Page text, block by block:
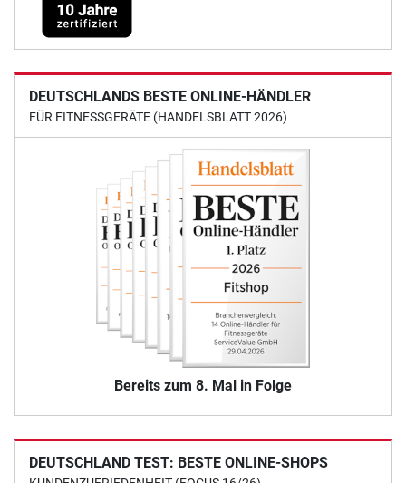
DEUTSCHLANDS BESTE ONLINE-HÄNDLER
FÜR FITNESSGERÄTE (HANDELSBLATT 2026)
Bereits zum 8. Mal in Folge
DEUTSCHLAND TEST: BESTE ONLINE-SHOPS